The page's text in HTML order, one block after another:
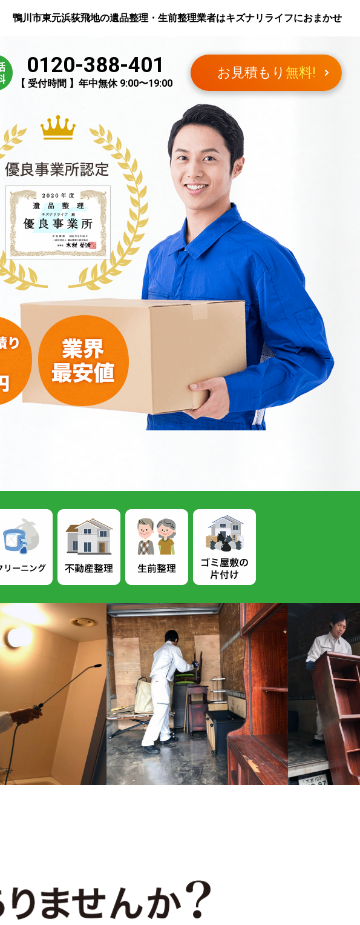
鴨川市東元浜荻飛地の遺品整理・生前整理業者はキズナリライフにおまかせ
0120-388-401
【 受付時間 】年中無休 9:00〜19:00
お見積もり 無料!